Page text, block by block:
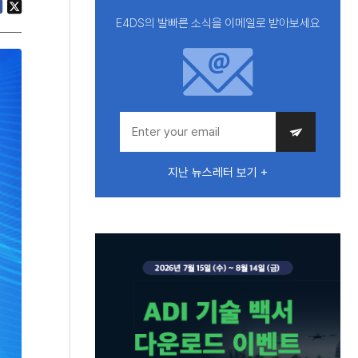
E4DS의 발빠른 소식을 이메일로 받아보세요
지난 뉴스레터 보기 +